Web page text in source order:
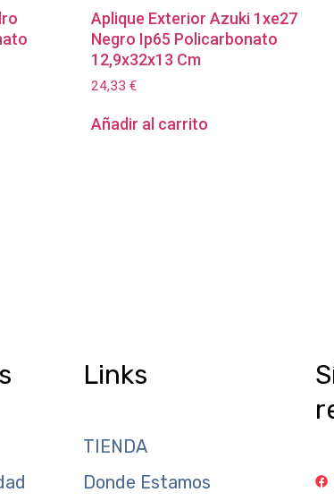
Aplique Exterior Azuki 1xe27
Negro Ip65 Policarbonato
12,9x32x13 Cm
24,33€
Añadir al carrito
Links
TIENDA
Donde Estamos